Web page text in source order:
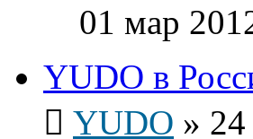
01 мар
YUDO в
YUDO »